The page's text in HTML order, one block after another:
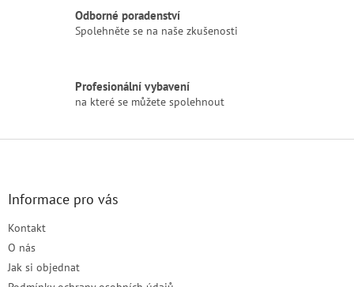
p
r
v
ý
i
Odborné poradenství
Spolehněte se na naše zkušenosti
Profesionální vybavení
na které se můžete spolehnout
Z
Informace pro vás
Kontakt
O nás
Jak si objednat